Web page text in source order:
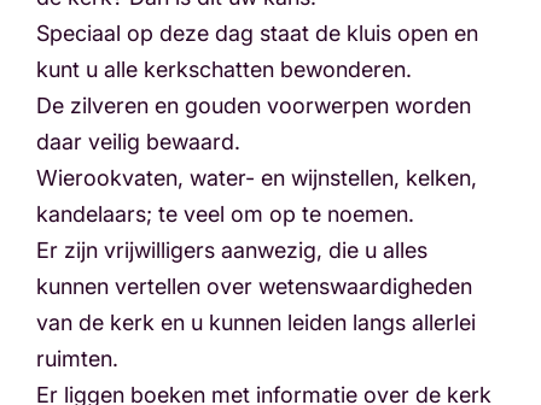
Speciaal op deze dag staat de kluis open en
kunt u alle kerkschatten bewonderen.
De zilveren en gouden voorwerpen worden
daar veilig bewaard.
Wierookvaten, water- en wijnstellen, kelken,
kandelaars; te veel om op te noemen.
Er zijn vrijwilligers aanwezig, die u alles
kunnen vertellen over wetenswaardigheden
van de kerk en u kunnen leiden langs allerlei
ruimten.
Er liggen boeken met informatie over de kerk